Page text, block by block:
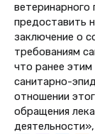
предоставить
заключение о
требованиям
что ранее
санитарно-
отношении
обращения